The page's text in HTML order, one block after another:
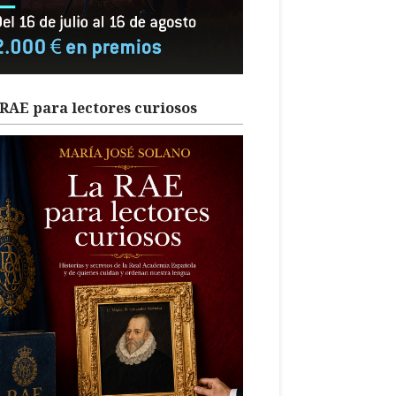
para lectores curiosos